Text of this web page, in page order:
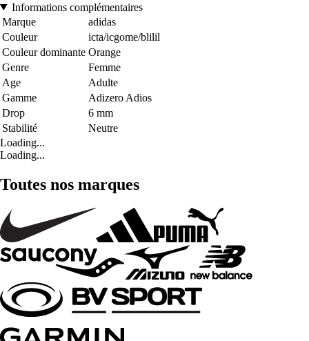
Informations complémentaires
Marque
adidas
Couleur
icta/icgome/blilil
Couleur dominante Orange
Genre
Femme
Age
Adulte
Gamme
Adizero Adios
Drop
6 mm
Stabilité
Neutre
Loading...
Loading...
Toutes nos marques